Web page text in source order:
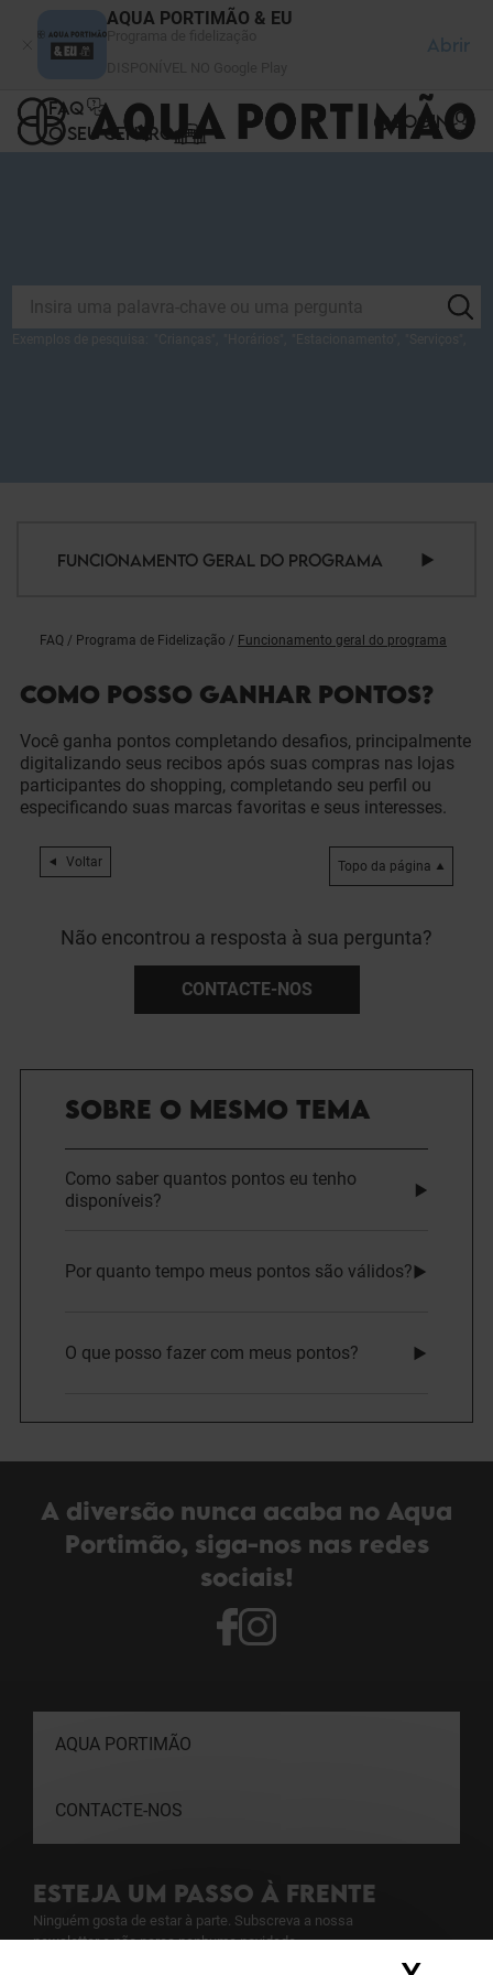
AQUA PORTIMÃO & EU
Abrir
FAQ
O SEU CENTRO
LOGIN
FUNCIONAMENTO GERAL DO PROGRAMA
FAQ / Programa de Fidelização / Funcionamento geral do programa
COMO POSSO GANHAR PONTOS?
Você ganha pontos completando desafios, principalmente
digitalizando seus recibos após suas compras nas lojas
participantes do shopping, completando seu perfil ou
especificando suas marcas favoritas e seus interesses.
Voltar Topo da página
Não encontrou a resposta à sua pergunta?
CONTACTE-NOS
SOBRE O MESMO TEMA
Como saber quantos pontos eu tenho
disponíveis?
Por quanto tempo meus pontos são válidos?
O que posso fazer com meus pontos?
A diversão nunca acaba no Aqua
Portimão, siga-nos nas redes
sociais!
AQUA PORTIMÃO
CONTACTE-NOS
ESTEJA UM PASSO À FRENTE
Ninguém gosta de estar à parte. Subscreva a nossa
newsletter e não perca nenhuma novidade.
Painel de Gerenciamento de Cookies